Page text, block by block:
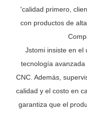
'calidad primero,
con productos de
Jstomi insiste en el
tecnología
CNC. Además,
calidad y el costo en
garantiza que el